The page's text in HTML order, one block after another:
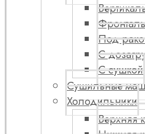
Под
С
С сушкой
Сушильные
Холодильники
Верхняя